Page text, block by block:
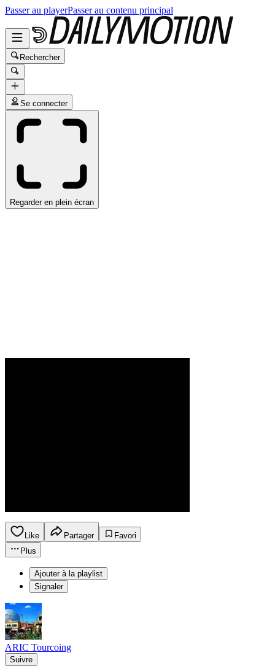
Passer au playerPasser au contenu principal
Rechercher
Se connecter
Regarder en plein écran
Like Partager
Favori
Plus
Ajouter à la playlist
Signaler
ARIC Tourcoing
Suivre